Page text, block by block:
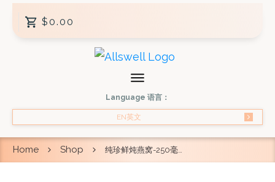
$0.00
Language 语言：
EN英文
Home Shop 纯珍鲜炖燕窝-250毫升 x2